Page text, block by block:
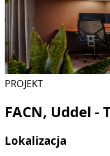
PROJEKT
FACN, Uddel -
Lokalizacja